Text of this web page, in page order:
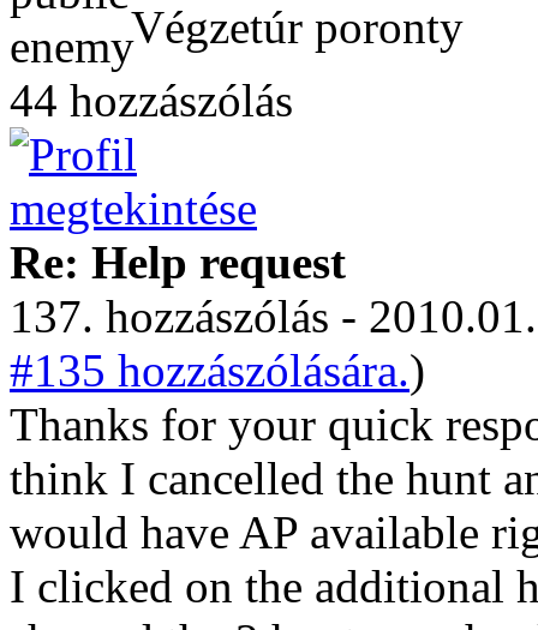
Végzetúr poronty
44 hozzászólás
Re: Help request
137. hozzászólás -
#135 hozzászólására.)
Thanks for your quick
think I cancelled the hunt
would have AP available
I clicked on the additional